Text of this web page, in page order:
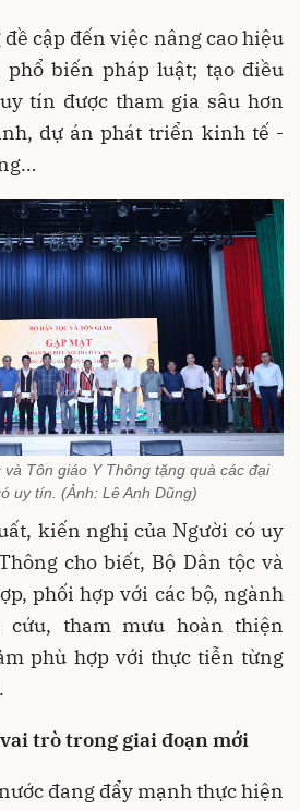
cập đến việc nâng cao hiệu
biến pháp luật; tạo điều
tín được tham gia sâu hơn
dự án phát triển kinh tế -
Tôn giáo Y Thông tặng quà các đại
uy tín. (Ảnh: Lê Anh Dũng)
kiến nghị của Người có uy
cho biết, Bộ Dân tộc và
phối hợp với các bộ, ngành
tham mưu hoàn thiện
phù hợp với thực tiễn từng
trò trong giai đoạn mới
đang đẩy mạnh thực hiện